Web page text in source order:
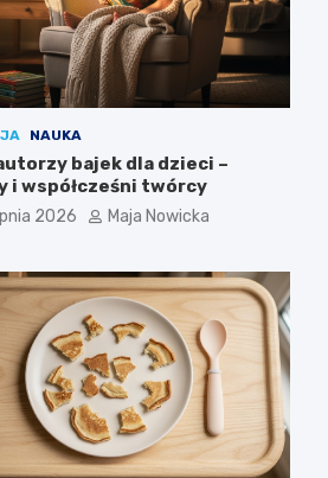
NAUKA
bajek dla dzieci –
i współcześni twórcy
2026 Maja Nowicka